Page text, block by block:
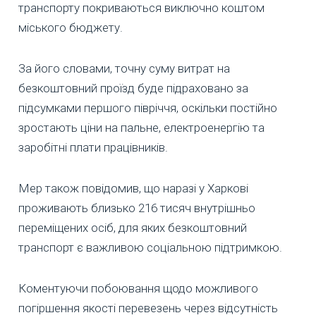
транспорту покриваються виключно коштом
міського бюджету.
За його словами, точну суму витрат на
безкоштовний проїзд буде підраховано за
підсумками першого півріччя, оскільки постійно
зростають ціни на пальне, електроенергію та
заробітні плати працівників.
Мер також повідомив, що наразі у Харкові
проживають близько 216 тисяч внутрішньо
переміщених осіб, для яких безкоштовний
транспорт є важливою соціальною підтримкою.
Коментуючи побоювання щодо можливого
погіршення якості перевезень через відсутність